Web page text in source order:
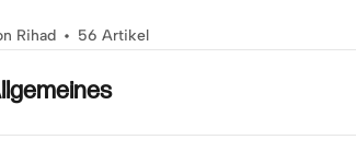
Rihad 56 Artikel